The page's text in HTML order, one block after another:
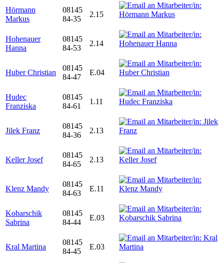
Hörmann
Markus
08145
84-35
2.15
Hohenauer
Hanna
08145
84-53
2.14
Huber Christian
08145
84-47
E.04
Hudec
Franziska
08145
84-61
1.11
Jilek Franz
08145
84-36
2.13
Keller Josef
08145
84-65
2.13
Klenz Mandy
08145
84-63
E.11
Kobarschik
Sabrina
08145
84-44
E.03
Kral Martina
08145
84-45
E.03